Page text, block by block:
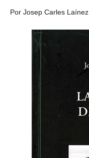
Por Josep Carles Laínez